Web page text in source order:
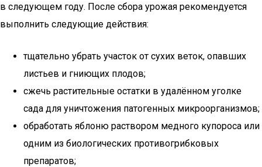
в следующем году. После сбора урожая рекомендуется
выполнить следующие действия:
тщательно убрать участок от сухих веток, опавших
листьев и гниющих плодов;
сжечь растительные остатки в удалённом уголке
сада для уничтожения патогенных микроорганизмов;
обработать яблоню раствором медного купороса или
одним из биологических противогрибковых
препаратов;